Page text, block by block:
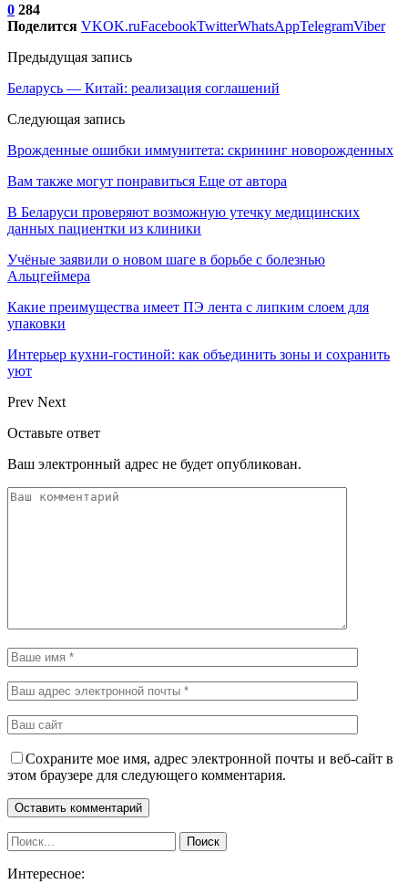
0 284
Поделится VKOK.ruFacebookTwitterWhatsAppTelegramViber
Предыдущая запись
Беларусь — Китай: реализация соглашений
Следующая запись
Врожденные ошибки иммунитета: скрининг новорожденных
Вам также могут понравиться Еще от автора
В Беларуси проверяют возможную утечку медицинских
данных пациентки из клиники
Учёные заявили о новом шаге в борьбе с болезнью
Альцгеймера
Какие преимущества имеет ПЭ лента с липким слоем для
упаковки
Интерьер кухни-гостиной: как объединить зоны и сохранить
уют
Prev Next
Оставьте ответ
Ваш электронный адрес не будет опубликован.
Сохраните мое имя, адрес электронной почты и веб-сайт в
этом браузере для следующего комментария.
Интересное: